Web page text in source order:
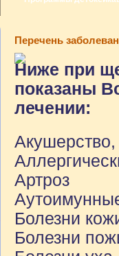
Перечень
Ниже при
показаны
лечении:
Артроз
Болезни
Болезни